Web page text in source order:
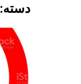
دسته: